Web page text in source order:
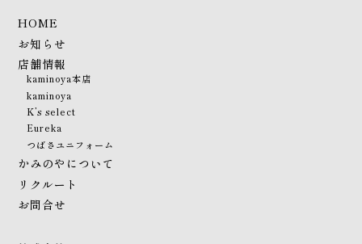
HOME
お知らせ
店舗情報
kaminoya本店
kaminoya
K’s select
Eureka
つばさユニフォーム
かみのやについて
リクルート
お問合せ